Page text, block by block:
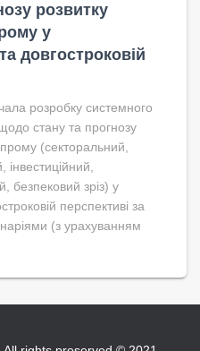
розвитку
у
довгостроковій
розробку системного
стану та прогнозу
(секторальний,
інвестиційний,
безпековий зріз) у
перспективі за
(з урахуванням